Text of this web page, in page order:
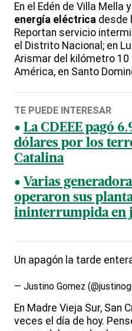
En el Edén de Villa Mella
energía eléctrica desde
Reportan servicio
el Distrito Nacional; en
Arismar del kilómetro
América, en Santo
TE PUEDE INTERESAR
La CDEEE pagó
dólares por los
Catalina
Varias
operaron sus
ininterrumpida en
Un apagón la tarde
— Justino Gomez
En Madre Vieja Sur, San
veces el día de hoy.